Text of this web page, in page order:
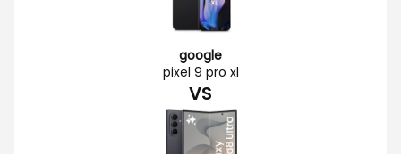
google
pixel 9 pro xl
VS